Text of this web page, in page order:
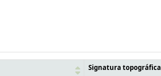
Signatura topográfica